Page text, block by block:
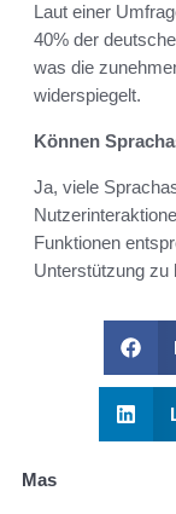
Laut einer
40% der
was die
widerspiegelt.
Können
Ja, viele
Funktionen
Unterstützung zu
Mas